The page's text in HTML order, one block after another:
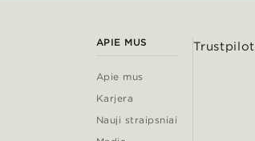
APIE MUS
Apie mus
Karjera
Nauji straipsniai
Trustpilot